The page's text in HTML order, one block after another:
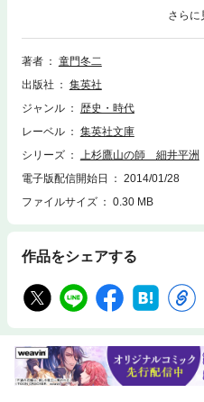
は並大抵のことではない。鷹山を支
う、師の細井平洲の教えであった
り｣等、日本人の美しい心を愛した”
難なときにこそ読みたい感動の一冊。
著者
童門冬二
出版社
集英社
ジャンル
歴史・時代
レーベル
集英社文庫
シリーズ
上杉鷹山の師 細井平洲
電子版配信開始日
2014/01/28
ファイルサイズ
0.30 MB
作品をシェアする